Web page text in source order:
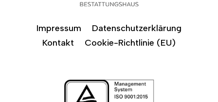
Impressum
Datenschutzerklärung
Kontakt
Cookie-Richtlinie (EU)